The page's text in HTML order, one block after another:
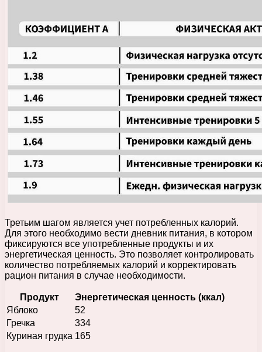
Третьим шагом является учет потребленных калорий.
Для этого необходимо вести дневник питания, в котором
фиксируются все употребленные продукты и их
энергетическая ценность. Это позволяет контролировать
количество потребляемых калорий и корректировать
рацион питания в случае необходимости.
Продукт
Энергетическая ценность (ккал)
Яблоко
52
Гречка
334
Куриная грудка 165